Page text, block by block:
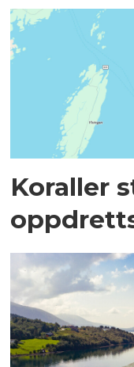
Koraller